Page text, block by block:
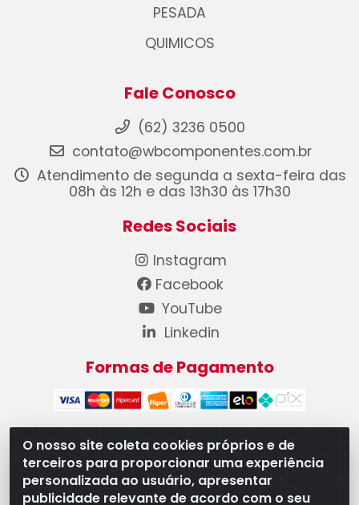
O nosso site coleta cookies próprios e de
terceiros para proporcionar uma experiência
personalizada ao usuário, apresentar
publicidade relevante de acordo com o seu
PESADA
QUIMICOS
Fale Conosco
(62) 3236 0500
contato@wbcomponentes.com.br
Atendimento de segunda a sexta-feira das
08h às 12h e das 13h30 às 17h30
Redes Sociais
Instagram
Facebook
YouTube
Linkedin
Formas de Pagamento
WB Componentes Automotivos LTDA - CNPJ
08.528.393/0001-12 - Rua do Níquel, 667 - Parque
Oeste Industrial, Goiânia/GO - CEP 74375-660